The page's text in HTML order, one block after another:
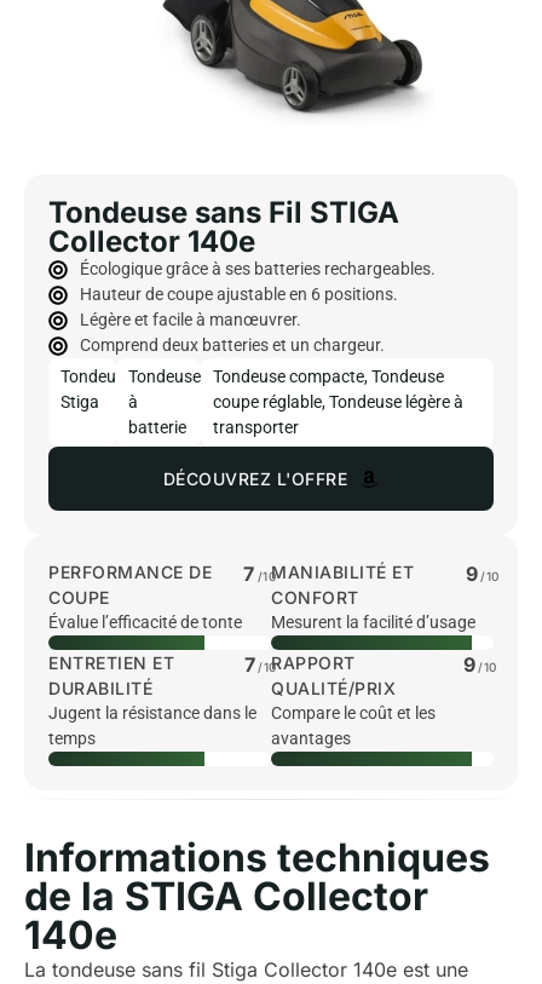
Tondeuse sans Fil STIGA
Collector 140e
Écologique grâce à ses batteries rechargeables.
Hauteur de coupe ajustable en 6 positions.
Légère et facile à manœuvrer.
Comprend deux batteries et un chargeur.
Tondeuse
Stiga
Tondeuse
à
batterie
Tondeuse compacte,Tondeuse
coupe réglable,Tondeuse légère à
transporter
DÉCOUVREZ L'OFFRE
PERFORMANCE DE
COUPE
7 /10
Évalue l’efficacité de tonte
MANIABILITÉ ET
CONFORT
9 /10
Mesurent la facilité d’usage
ENTRETIEN ET
DURABILITÉ
7 /10
Jugent la résistance dans le
temps
RAPPORT
QUALITÉ/PRIX
9 /10
Compare le coût et les
avantages
Informations techniques
de la STIGA Collector
140e
La tondeuse sans fil Stiga Collector 140e est une